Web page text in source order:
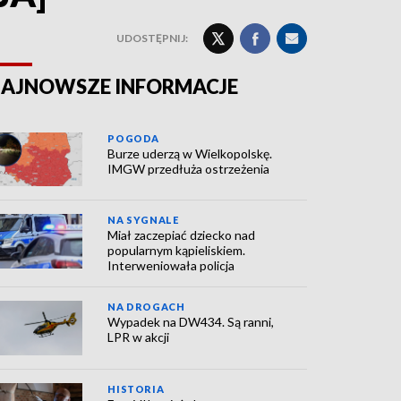
UDOSTĘPNIJ:
INFORMACJE
POGODA
Burze uderzą w Wielkopolskę.
IMGW przedłuża ostrzeżenia
NA SYGNALE
Miał zaczepiać dziecko nad
popularnym kąpieliskiem.
Interweniowała policja
NA DROGACH
Wypadek na DW434. Są ranni,
LPR w akcji
HISTORIA